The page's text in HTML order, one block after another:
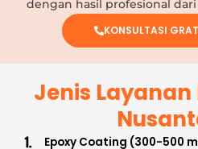
dengan hasil profesional dari
KONSULTASI
Jenis
Epoxy Coating (300-500